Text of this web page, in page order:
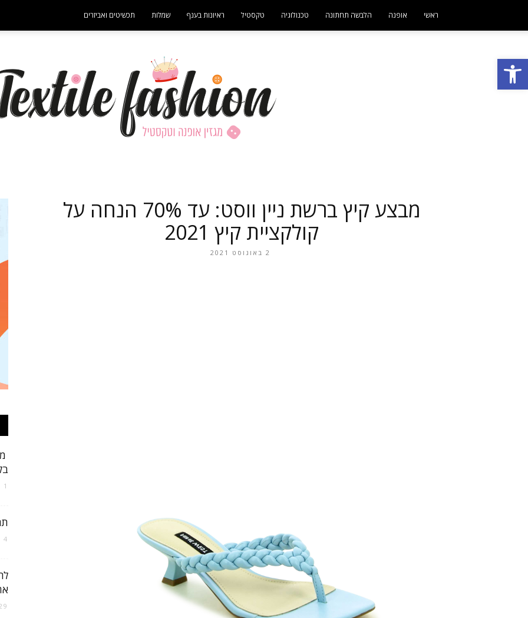
פתח סרגל נגישות
ראשי אופנה הלבשה תחתונה טכנולוגיה טקסטיל ראיונות בענף שמלות תכשיטים ואביזרים
מבצע קיץ ברשת ניין ווסט: עד 70% הנחה על
קולקציית קיץ 2021
2 באוגוסט 2021
1 ביוני 2021
4 באוקטובר 2021
29 בפברואר